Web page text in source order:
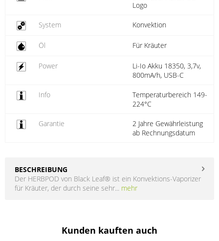
Logo
System Konvektion
Öl Für Kräuter
Power
Li-Io Akku 18350, 3,7v,
800mA/h, USB-C
Info
Temperaturbereich 149-
224°C
Garantie
2 Jahre Gewährleistung
ab Rechnungsdatum
BESCHREIBUNG
Der HERBPOD von Black Leaf® ist ein Konvektions-Vaporizer
für Kräuter, der durch seine sehr... mehr
Kunden kauften auch